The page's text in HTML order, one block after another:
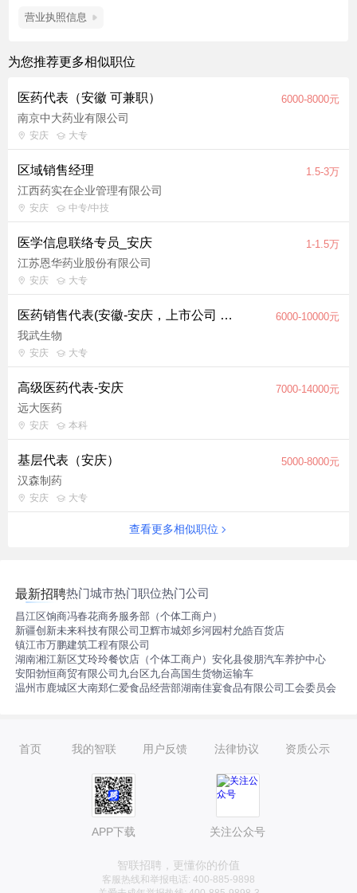
营业执照信息
为您推荐更多相似职位
医药代表（安徽 可兼职） 6000-8000元
南京中大药业有限公司
安庆 大专
区域销售经理 1.5-3万
江西药实在企业管理有限公司
安庆 中专/中技
医学信息联络专员_安庆 1-1.5万
江苏恩华药业股份有限公司
安庆 大专
医药销售代表(安徽-安庆，上市公司 五险一金 带薪年假） 6000-10000元
我武生物
安庆 大专
高级医药代表-安庆 7000-14000元
远大医药
安庆 本科
基层代表（安庆） 5000-8000元
汉森制药
安庆 大专
查看更多相似职位
最新招聘热门城市热门职位热门公司
昌江区饷商冯春花商务服务部（个体工商户）
新疆创新未来科技有限公司卫辉市城郊乡河园村允皓百货店
镇江市万鹏建筑工程有限公司
湖南湘江新区艾玲玲餐饮店（个体工商户）安化县俊朋汽车养护中心
安阳勃恒商贸有限公司 九台区九台高国生货物运输车
温州市鹿城区大南郑仁爱食品经营部湖南佳宴食品有限公司工会委员会
首页 我的智联 用户反馈 法律协议 资质公示
APP下载 关注公众号
智联招聘，更懂你的价值
客服热线和举报电话: 400-885-9898